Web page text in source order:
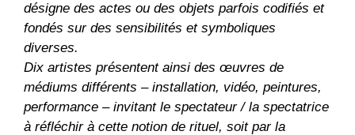
désigne des actes ou des objets parfois codifiés et
fondés sur des sensibilités et symboliques
diverses.
Dix artistes présentent ainsi des œuvres de
médiums différents – installation, vidéo, peintures,
performance – invitant le spectateur / la spectatrice
à réfléchir à cette notion de rituel, soit par la